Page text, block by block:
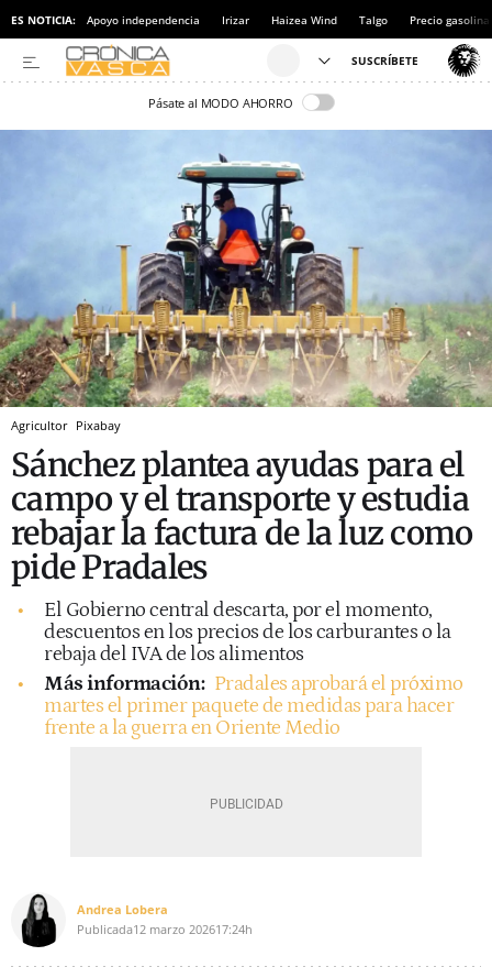
ES NOTICIA: Apoyo independencia Irizar Haizea Wind Talgo Precio gasolina
Pásate al MODO AHORRO
Agricultor Pixabay
Sánchez plantea ayudas para el
campo y el transporte y estudia
rebajar la factura de la luz como
pide Pradales
El Gobierno central descarta, por el momento,
descuentos en los precios de los carburantes o la
rebaja del IVA de los alimentos
Más información: Pradales aprobará el próximo
martes el primer paquete de medidas para hacer
frente a la guerra en Oriente Medio
Andrea Lobera
Publicada12 marzo 202617:24h